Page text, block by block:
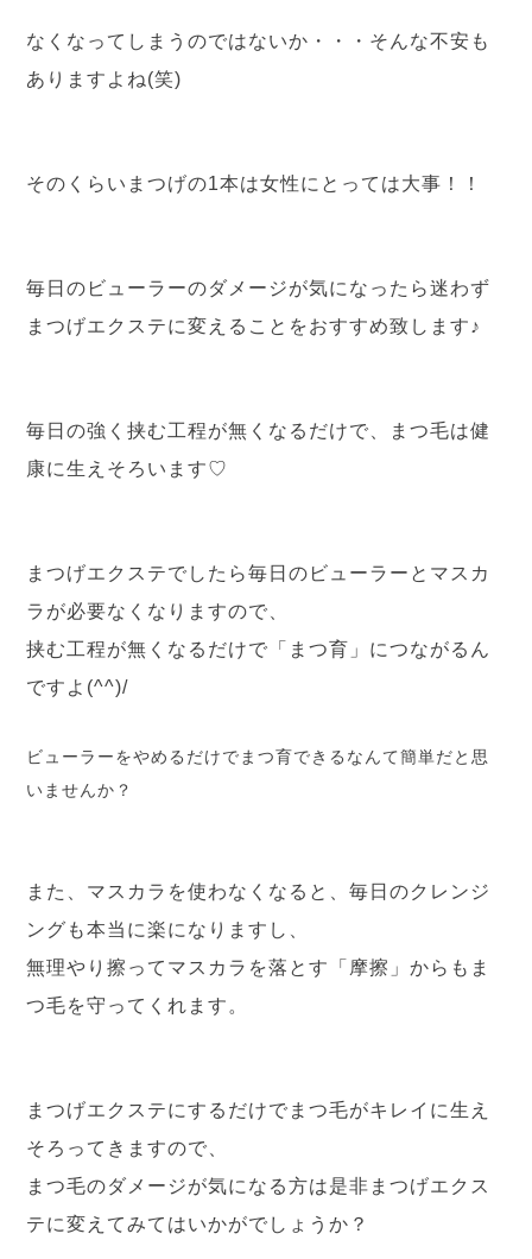
なくなってしまうのではないか・・・そんな不安も
ありますよね(笑)
そのくらいまつげの1本は女性にとっては大事！！
毎日のビューラーのダメージが気になったら迷わず
まつげエクステに変えることをおすすめ致します♪
毎日の強く挟む工程が無くなるだけで、まつ毛は健
康に生えそろいます♡
まつげエクステでしたら毎日のビューラーとマスカ
ラが必要なくなりますので、
挟む工程が無くなるだけで「まつ育」につながるん
ですよ(^^)/
ビューラーをやめるだけでまつ育できるなんて簡単だと思
いませんか？
また、マスカラを使わなくなると、毎日のクレンジ
ングも本当に楽になりますし、
無理やり擦ってマスカラを落とす「摩擦」からもま
つ毛を守ってくれます。
まつげエクステにするだけでまつ毛がキレイに生え
そろってきますので、
まつ毛のダメージが気になる方は是非まつげエクス
テに変えてみてはいかがでしょうか？